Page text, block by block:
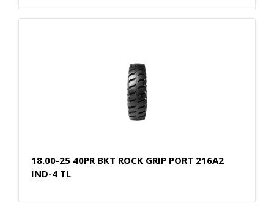
18.00-25 40PR BKT ROCK GRIP PORT 216A2
IND-4 TL